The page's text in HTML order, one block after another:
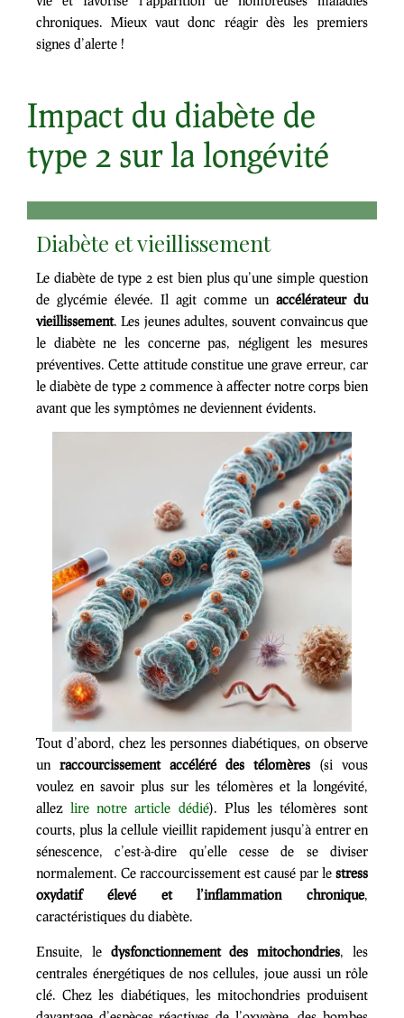
chroniques. Mieux vaut donc réagir dès les premiers
signes d’alerte !
Impact du diabète de
type 2 sur la longévité
Diabète et vieillissement
Le diabète de type 2 est bien plus qu’une simple question
de glycémie élevée. Il agit comme un accélérateur du
vieillissement. Les jeunes adultes, souvent convaincus que
le diabète ne les concerne pas, négligent les mesures
préventives. Cette attitude constitue une grave erreur, car
le diabète de type 2 commence à affecter notre corps bien
avant que les symptômes ne deviennent évidents.
Tout d’abord, chez les personnes diabétiques, on observe
un raccourcissement accéléré des télomères (si vous
voulez en savoir plus sur les télomères et la longévité,
allezlire notre article dédié). Plus les télomères sont
courts, plus la cellule vieillit rapidement jusqu’à entrer en
sénescence, c’est-à-dire qu’elle cesse de se diviser
normalement. Ce raccourcissement est causé par le stress
oxydatif élevé et l’inflammation chronique,
caractéristiques du diabète.
Ensuite, le dysfonctionnement des mitochondries , les
centrales énergétiques de nos cellules, joue aussi un rôle
clé. Chez les diabétiques, les mitochondries produisent